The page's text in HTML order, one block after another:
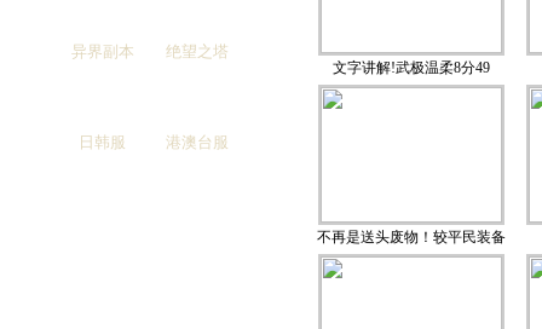
异界副本 绝望之塔
日韩服 港澳台服
文字讲解!武极温柔8分49
不再是送头废物！较平民装备